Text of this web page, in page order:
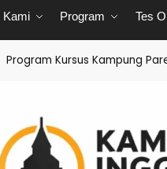
Kami Program Tes
Program Kursus Kampung